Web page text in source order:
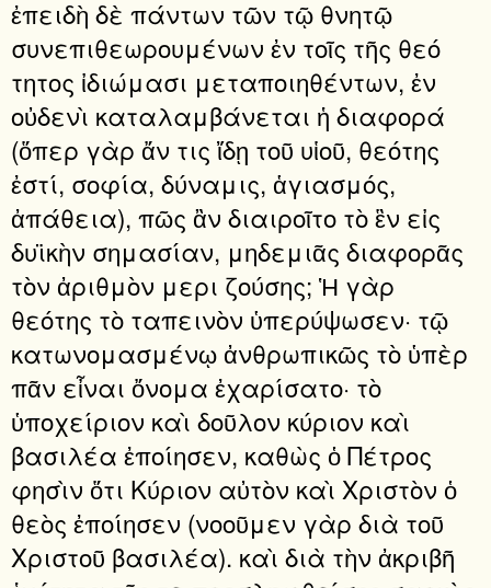
ἐπειδὴ δὲ πάντων τῶν τῷ θνητῷ
συνεπιθεωρουμένων ἐν τοῖς τῆς θεό
τητος ἰδιώμασι μεταποιηθέντων, ἐν
οὐδενὶ καταλαμβάνεται ἡ διαφορά
(ὅπερ γὰρ ἄν τις ἴδῃ τοῦ υἱοῦ, θεότης
ἐστί, σοφία, δύναμις, ἁγιασμός,
ἀπάθεια), πῶς ἂν διαιροῖτο τὸ ἓν εἰς
δυϊκὴν σημασίαν, μηδεμιᾶς διαφορᾶς
τὸν ἀριθμὸν μερι ζούσης; Ἡ γὰρ
θεότης τὸ ταπεινὸν ὑπερύψωσεν· τῷ
κατωνομασμένῳ ἀνθρωπικῶς τὸ ὑπὲρ
πᾶν εἶναι ὄνομα ἐχαρίσατο· τὸ
ὑποχείριον καὶ δοῦλον κύριον καὶ
βασιλέα ἐποίησεν, καθὼς ὁ Πέτρος
φησὶν ὅτι Κύριον αὐτὸν καὶ Χριστὸν ὁ
θεὸς ἐποίησεν (νοοῦμεν γὰρ διὰ τοῦ
Χριστοῦ βασιλέα). καὶ διὰ τὴν ἀκριβῆ